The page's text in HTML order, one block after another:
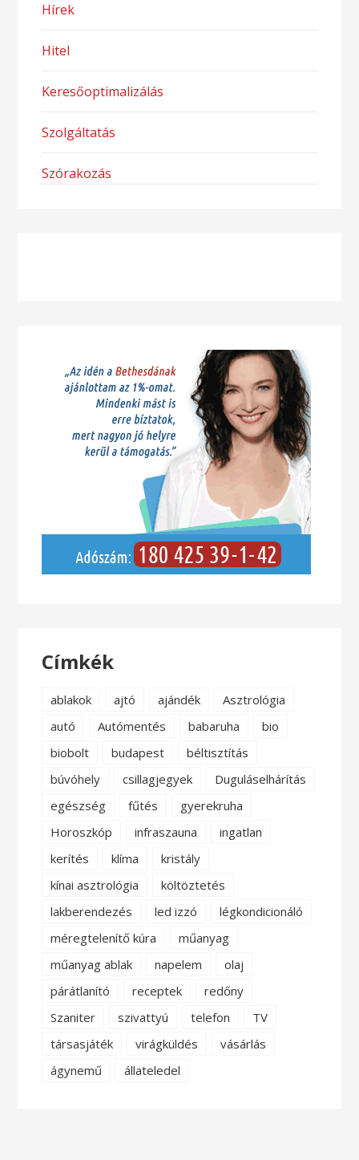
Hírek
Hitel
Keresőoptimalizálás
Szolgáltatás
Szórakozás
Címkék
ablakok ajtó ajándék
Asztrológia
autó
Autómentés babaruha
bio
biobolt
budapest
béltisztítás
búvóhely
csillagjegyek
Duguláselhárítás
egészség
fűtés
gyerekruha
Horoszkóp
infraszauna
ingatlan
kerítés
klíma
kristály
kínai asztrológia
költöztetés
lakberendezés
led izzó
légkondicionáló
méregtelenítő kúra
műanyag
műanyag ablak
napelem
olaj
párátlanító
receptek
redőny
Szaniter
szivattyú telefon
TV
társasjáték
virágküldés
vásárlás
ágynemű
állateledel